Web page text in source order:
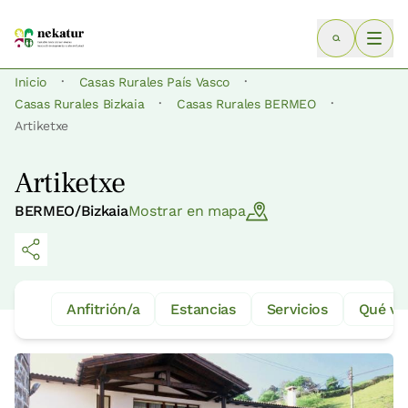
Inicio · Casas Rurales País Vasco ·
Casas Rurales Bizkaia · Casas Rurales BERMEO ·
Artiketxe
Artiketxe
BERMEO/BizkaiaMostrar en mapa
Anfitrión/a Estancias Servicios Qué